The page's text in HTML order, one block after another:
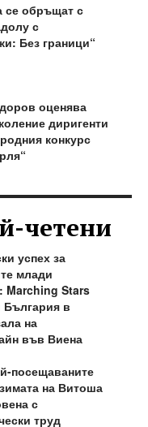
се обръщат с
с
Без граници“
оценява
диригенти
конкурс
четени
успех за
млади
Marching Stars
България в
на
във Виена
посещаваните
на Витоша
с
труд